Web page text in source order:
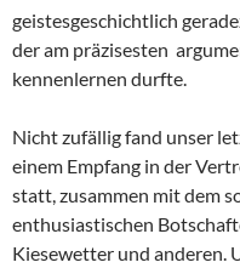
geistesgeschichtlich
der am präzisesten
kennenlernen durfte.
Nicht zufällig fand unser
einem Empfang in der
statt, zusammen mit dem
enthusiastischen
Kiesewetter und anderen.